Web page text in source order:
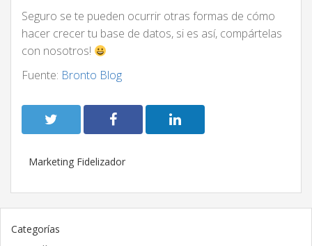
Seguro se te pueden ocurrir otras formas de cómo
hacer crecer tu base de datos, si es así, compártelas
con nosotros!
Fuente: Bronto Blog
Marketing Fidelizador
Categorías